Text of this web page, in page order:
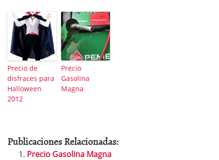
Precio de
disfraces para
Halloween
2012
Precio
Gasolina
Magna
Publicaciones Relacionadas:
Precio Gasolina Magna